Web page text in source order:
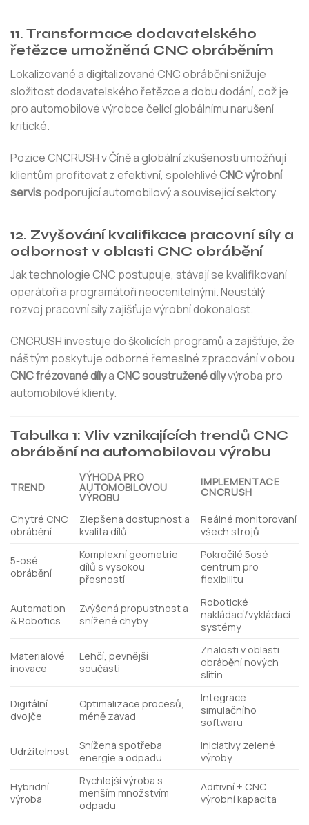
11. Transformace dodavatelského
řetězce umožněná CNC obráběním
Lokalizované a digitalizované CNC obrábění snižuje
složitost dodavatelského řetězce a dobu dodání, což je
pro automobilové výrobce čelící globálnímu narušení
kritické.
Pozice CNCRUSH v Číně a globální zkušenosti umožňují
klientům profitovat z efektivní, spolehlivéCNC výrobní
servispodporující automobilový a související sektory.
12. Zvyšování kvalifikace pracovní síly a
odbornost v oblasti CNC obrábění
Jak technologie CNC postupuje, stávají se kvalifikovaní
operátoři a programátoři neocenitelnými. Neustálý
rozvoj pracovní síly zajišťuje výrobní dokonalost.
CNCRUSH investuje do školicích programů a zajišťuje, že
náš tým poskytuje odborné řemeslné zpracování v obou
CNC frézované dílyaCNC soustružené dílyvýroba pro
automobilové klienty.
Tabulka 1: Vliv vznikajících trendů CNC
obrábění na automobilovou výrobu
TREND
VÝHODA PRO
AUTOMOBILOVOU
VÝROBU
IMPLEMENTACE
CNCRUSH
Chytré CNC
obrábění
Zlepšená dostupnost a
kvalita dílů
Reálné monitorování
všech strojů
5-osé
obrábění
Komplexní geometrie
dílů s vysokou
přesností
Pokročilé 5osé
centrum pro
flexibilitu
Automation
& Robotics
Zvýšená propustnost a
snížené chyby
Robotické
nakládací/vykládací
systémy
Materiálové
inovace
Lehčí, pevnější
součásti
Znalosti v oblasti
obrábění nových
slitin
Digitální
dvojče
Optimalizace procesů,
méně závad
Integrace
simulačního
softwaru
Udržitelnost
Snížená spotřeba
energie a odpadu
Iniciativy zelené
výroby
Hybridní
výroba
Rychlejší výroba s
menším množstvím
odpadu
Aditivní + CNC
výrobní kapacita